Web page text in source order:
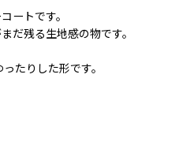
ートです。
だ残る生地感の物です。
たりした形です。